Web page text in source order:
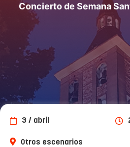
Concierto de Semana
3 / abril
Otros escenarios